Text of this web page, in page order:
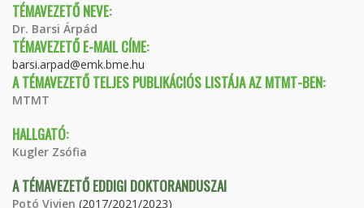
TÉMAVEZETŐ NEVE:
Dr. Barsi Árpád
TÉMAVEZETŐ E-MAIL CÍME:
barsi.arpad@emk.bme.hu
A TÉMAVEZETŐ TELJES PUBLIKÁCIÓS LISTÁJA AZ MTMT-BEN:
MTMT
HALLGATÓ:
Kugler Zsófia
A TÉMAVEZETŐ EDDIGI DOKTORANDUSZAI
Potó Vivien (2017/2021/2023)